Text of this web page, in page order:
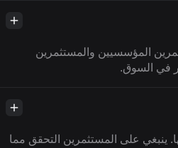
المؤسسيين والمستثمرين
في السوق.
ينبغي على المستثمرين التحقق مما